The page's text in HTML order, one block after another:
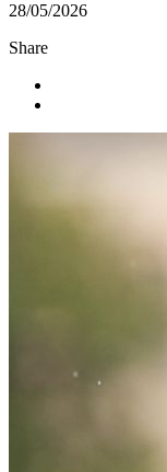
28/05/2026
Share